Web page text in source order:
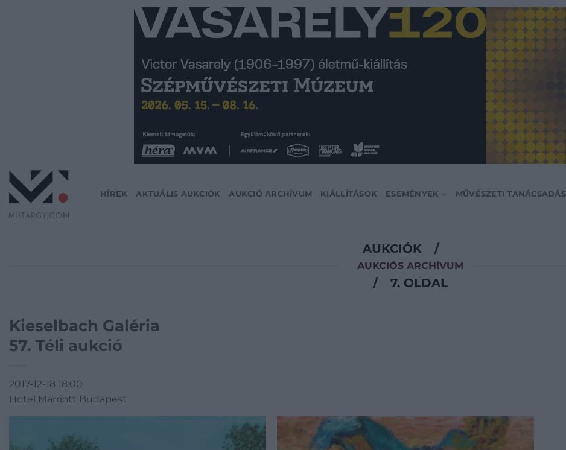
HÍREK AKTUÁLIS AUKCIÓK AUKCIÓ ARCHÍVUM KIÁLLÍTÁSOK ESEMÉNYEK MŰVÉSZETI TANÁCSADÁS
AUKCIÓK /
AUKCIÓS ARCHÍVUM
/ 7. OLDAL
Kieselbach Galéria
57. Téli aukció
2017-12-18 18:00
Hotel Marriott Budapest